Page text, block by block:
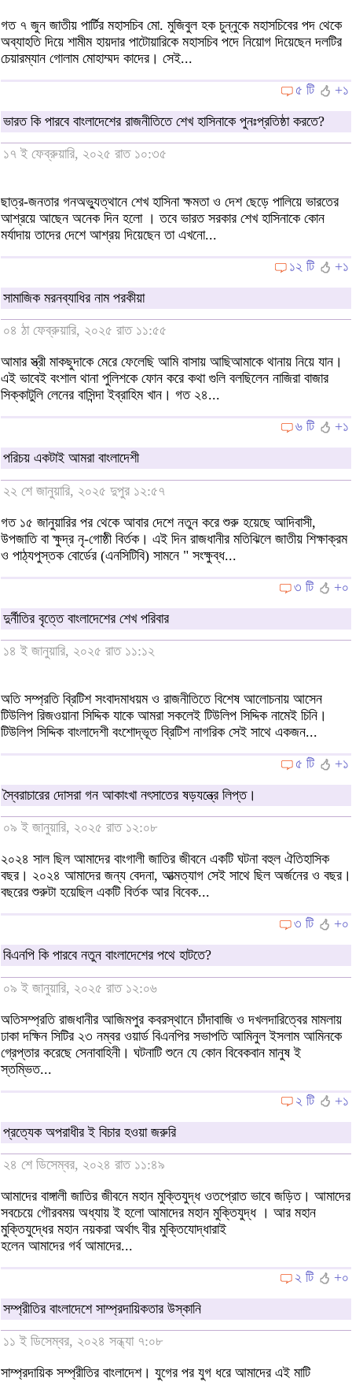
গত ৭ জুন জাতীয় পার্টির মহাসচিব মো. মুজিবুল হক চুন্নুকে মহাসচিবের পদ থেকে
অব্যাহতি দিয়ে শামীম হায়দার পাটোয়ারিকে মহাসচিব পদে নিয়োগ দিয়েছেন দলটির
চেয়ারম্যান গোলাম মোহাম্মদ কাদের। সেই...
৫ টি
+১
ভারত কি পারবে বাংলাদেশের রাজনীতিতে শেখ হাসিনাকে পুনঃপ্রতিষ্ঠা করতে?
১৭ ই ফেব্রুয়ারি, ২০২৫ রাত ১০:৩৫
ছাত্র-জনতার গনঅভ্যুত্থানে শেখ হাসিনা ক্ষমতা ও দেশ ছেড়ে পালিয়ে ভারতের
আশ্রয়ে আছেন অনেক দিন হলো । তবে ভারত সরকার শেখ হাসিনাকে কোন
মর্যাদায় তাদের দেশে আশ্রয় দিয়েছেন তা এখনো...
১২ টি
+১
সামাজিক মরনব্যাধির নাম পরকীয়া
০৪ ঠা ফেব্রুয়ারি, ২০২৫ রাত ১১:৫৫
আমার স্ত্রী মাকছুদাকে মেরে ফেলেছি আমি বাসায় আছিআমাকে থানায় নিয়ে যান।
এই ভাবেই বংশাল থানা পুলিশকে ফোন করে কথা গুলি বলছিলেন নাজিরা বাজার
সিক্কাটুলি লেনের বাসিন্দা ইব্রাহিম খান। গত ২৪...
৬ টি
+১
পরিচয় একটাই আমরা বাংলাদেশী
২২ শে জানুয়ারি, ২০২৫ দুপুর ১২:৫৭
গত ১৫ জানুয়ারির পর থেকে আবার দেশে নতুন করে শুরু হয়েছে আদিবাসী,
উপজাতি বা ক্ষুদ্র নৃ-গোষ্ঠী বির্তক। এই দিন রাজধানীর মতিঝিলে জাতীয় শিক্ষাক্রম
ও পাঠ্যপুস্তক বোর্ডের (এনসিটিবি) সামনে " সংক্ষুব্ধ...
৩ টি
+০
দুর্নীতির বৃত্তে বাংলাদেশের শেখ পরিবার
১৪ ই জানুয়ারি, ২০২৫ রাত ১১:১২
অতি সম্প্রতি ব্রিটিশ সংবাদমাধয়ম ও রাজনীতিতে বিশেষ আলোচনায় আসেন
টিউলিপ রিজওয়ানা সিদ্দিক যাকে আমরা সকলেই টিউলিপ সিদ্দিক নামেই চিনি।
টিউলিপ সিদ্দিক বাংলাদেশী বংশোদ্ভূত ব্রিটিশ নাগরিক সেই সাথে একজন...
৫ টি
+১
স্বৈরাচারের দোসরা গন আকাংখা নৎসাতের ষড়যন্ত্রে লিপ্ত।
০৯ ই জানুয়ারি, ২০২৫ রাত ১২:০৮
২০২৪ সাল ছিল আমাদের বাংগালী জাতির জীবনে একটি ঘটনা বহুল ঐতিহাসিক
বছর। ২০২৪ আমাদের জন্য বেদনা, আত্মত্যাগ সেই সাথে ছিল অর্জনের ও বছর।
বছরের শুরুটা হয়েছিল একটি বির্তক আর বিবেক...
৩ টি
+০
বিএনপি কি পারবে নতুন বাংলাদেশের পথে হাটতে?
০৯ ই জানুয়ারি, ২০২৫ রাত ১২:০৬
অতিসম্প্রতি রাজধানীর আজিমপুর কবরস্থানে চাঁদাবাজি ও দখলদারিত্বের মামলায়
ঢাকা দক্ষিন সিটির ২৩ নম্বর ওয়ার্ড বিএনপির সভাপতি আমিনুল ইসলাম আমিনকে
গ্রেপ্তার করেছে সেনাবাহিনী। ঘটনাটি শুনে যে কোন বিবেকবান মানুষ ই
স্তম্ভিত...
২ টি
+১
প্রত্যেক অপরাধীর ই বিচার হওয়া জরুরি
২৪ শে ডিসেম্বর, ২০২৪ রাত ১১:৪৯
আমাদের বাঙ্গালী জাতির জীবনে মহান মুক্তিযুদ্ধ ওতপ্রোত ভাবে জড়িত। আমাদের
সবচেয়ে গৌরবময় অধ্যায় ই হলো আমাদের মহান মুক্তিযুদ্ধ । আর মহান
মুক্তিযুদ্ধের মহান নয়করা অর্থাৎ বীর মুক্তিযোদ্ধারাই
হলেন আমাদের গর্ব আমাদের...
২ টি
+০
সম্প্রীতির বাংলাদেশে সাম্প্রদায়িকতার উস্কানি
১১ ই ডিসেম্বর, ২০২৪ সন্ধ্যা ৭:০৮
সাম্প্রদায়িক সম্প্রীতির বাংলাদেশ। যুগের পর যুগ ধরে আমাদের এই মাটি